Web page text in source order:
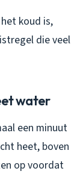
koud is,
die veel
water
een minuut
heet, boven
op voordat